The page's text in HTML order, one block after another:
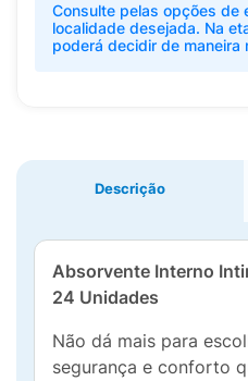
Consulte pelas opções de
localidade desejada. Na
poderá decidir de maneira
Descrição
Absorvente Interno
24 Unidades
Não dá mais para
segurança e conforto